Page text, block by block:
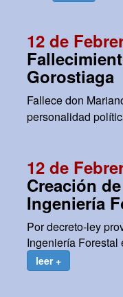
12 de
Gorostiaga
Fallece don
personalidad
12 de
Creación
Ingeniería
Por decreto-ley
Ingeniería Forestal
leer +